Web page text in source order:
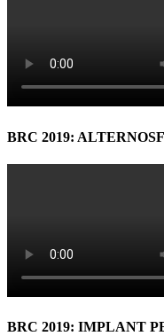
BRC 2019:
BRC 2019: IMPLANT